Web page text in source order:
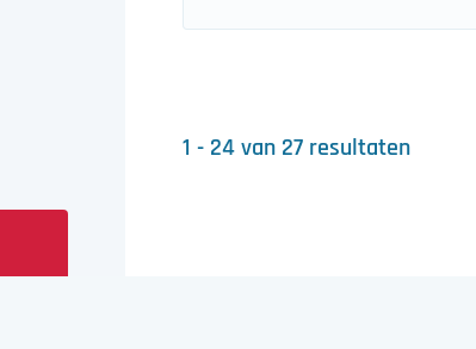
1 - 24 van 27 resultaten